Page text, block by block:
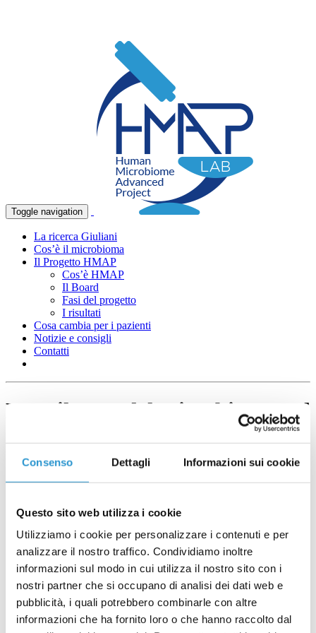
Consenso Dettagli Informazioni sui cookie
Questo sito web utilizza i cookie
Utilizziamo i cookie per personalizzare i contenuti e per
analizzare il nostro traffico. Condividiamo inoltre
informazioni sul modo in cui utilizza il nostro sito con i
nostri partner che si occupano di analisi dei dati web e
pubblicità, i quali potrebbero combinarle con altre
informazioni che ha fornito loro o che hanno raccolto dal
Toggle navigation
La ricerca Giuliani
Cos’è il microbioma
Il Progetto HMAP
Cos’è HMAP
Il Board
Fasi del progetto
I risultati
Cosa cambia per i pazienti
Notizie e consigli
Contatti
Lo sviluppo del microbioma nel
neonato